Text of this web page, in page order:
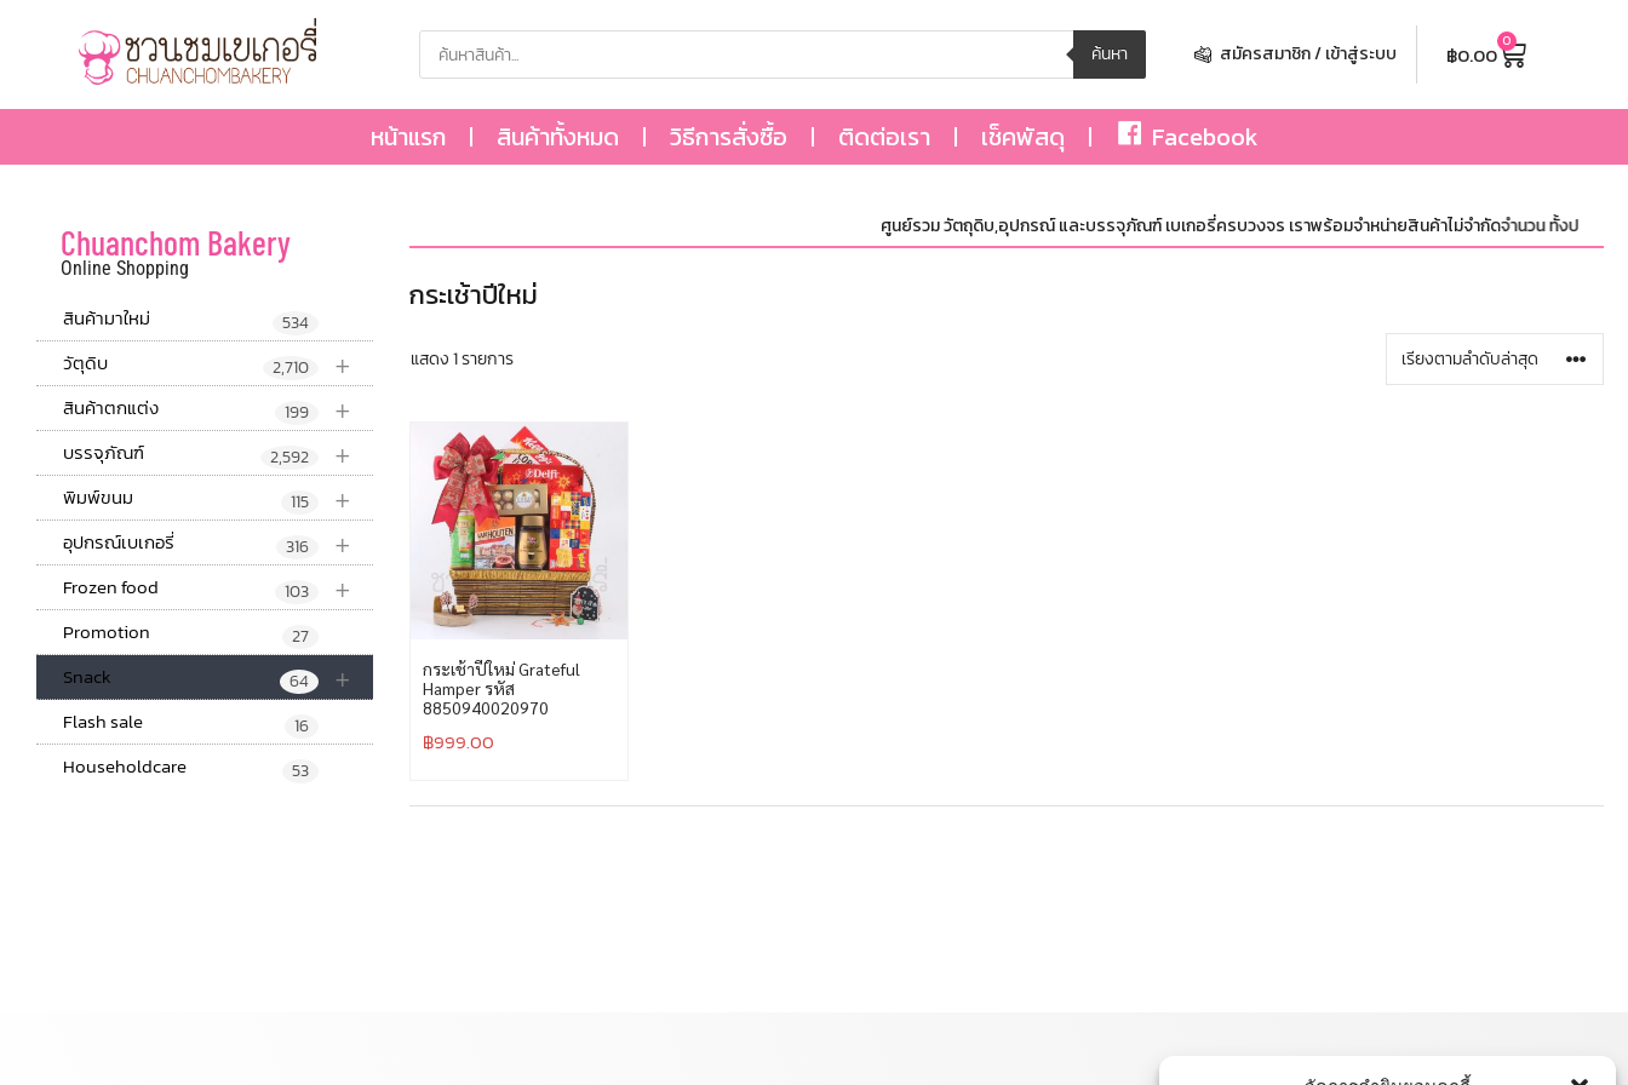
ค้นหา สมัครสมาชิก / เข้าสู่ระบบ ฿0.00 0
หน้าแรก สินค้าทั้งหมด วิธีการสั่งซื้อ ติดต่อเรา เช็คพัสดุ Facebook
Chuanchom Bakery
Online Shopping
สินค้ามาใหม่ 534
+
วัตุดิบ 2,710
+
สินค้าตกแต่ง 199
+
บรรจุภัณฑ์ 2,592
+
พิมพ์ขนม 115
+
อุปกรณ์เบเกอรี่ 316
+
Frozen food 103
Promotion 27
+
Snack 64
Flash sale 16
Householdcare 53
ศูนย์รวม วัตถุดิบ,อุปกรณ์ และบรรจุภัณฑ์ เบเกอรี่ครบวงจร เราพร้อมจำหน่ายสินค้าไม่จำกัดจำนวน ทั้งปลีกแล
กระเช้าปีใหม่
แสดง 1 รายการ
กระเช้าปีใหม่ Grateful
Hamper รหัส
8850940020970
฿999.00